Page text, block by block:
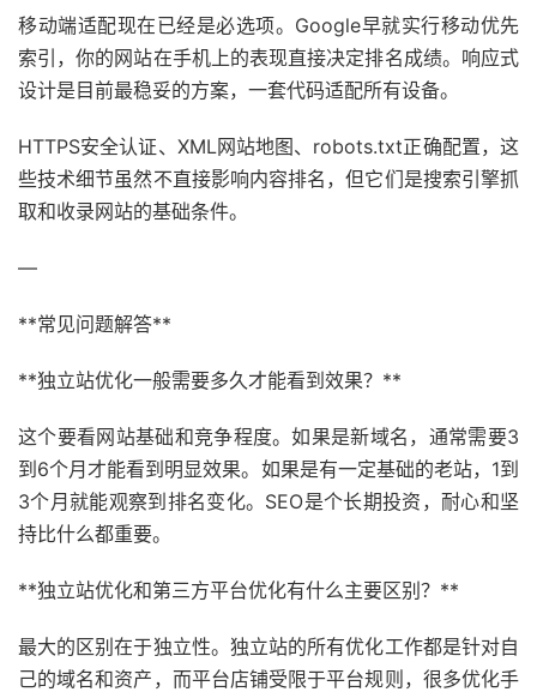
移动端适配现在已经是必选项。Google早就实行移动优先
索引，你的网站在手机上的表现直接决定排名成绩。响应式
设计是目前最稳妥的方案，一套代码适配所有设备。
HTTPS安全认证、XML网站地图、robots.txt正确配置，这
些技术细节虽然不直接影响内容排名，但它们是搜索引擎抓
取和收录网站的基础条件。
—
**常见问题解答**
**独立站优化一般需要多久才能看到效果？**
这个要看网站基础和竞争程度。如果是新域名，通常需要3
到6个月才能看到明显效果。如果是有一定基础的老站，1到
3个月就能观察到排名变化。SEO是个长期投资，耐心和坚
持比什么都重要。
**独立站优化和第三方平台优化有什么主要区别？**
最大的区别在于独立性。独立站的所有优化工作都是针对自
己的域名和资产，而平台店铺受限于平台规则，很多优化手